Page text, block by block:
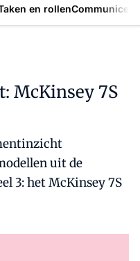
en rollen
McKinsey 7S
uit de
3: het McKinsey 7S